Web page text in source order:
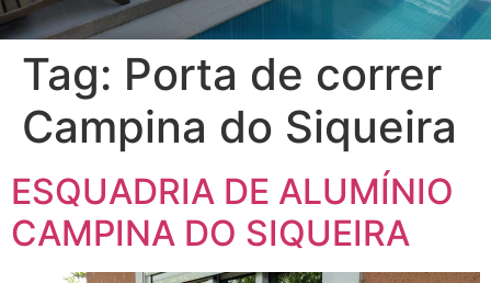
Tag: Porta de correr
Campina do Siqueira
ESQUADRIA DE ALUMÍNIO
CAMPINA DO SIQUEIRA